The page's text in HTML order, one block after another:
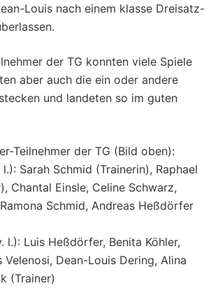
Louis nach einem klasse Dreisatz-
der TG konnten viele Spiele
aber auch die ein oder andere
und landeten so im guten
Teilnehmer der TG (Bild oben):
Sarah Schmid (Trainerin), Raphael
Chantal Einsle, Celine Schwarz,
Schmid, Andreas Heßdörfer
l.): Luis Heßdörfer, Benita Köhler,
Velenosi, Dean-Louis Dering, Alina
(Trainer)